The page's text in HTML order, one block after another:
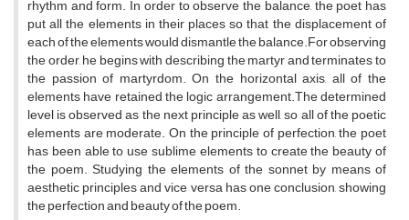
rhythm and form. In order to observe the balance, the poet has
put all the elements in their places so that the displacement of
each of the elements would dismantle the balance.For observing
the order, he begins with describing the martyr and terminates to
the passion of martyrdom. On the horizontal axis, all of the
elements have retained the logic arrangement.The determined
level is observed as the next principle as well, so all of the poetic
elements are moderate. On the principle of perfection, the poet
has been able to use sublime elements to create the beauty of
the poem. Studying the elements of the sonnet by means of
aesthetic principles and vice versa has one conclusion, showing
the perfection and beauty of the poem.